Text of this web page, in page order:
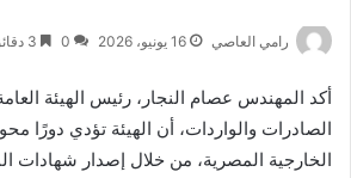
رامي العاصي 16 يونيو، 2026 0
أكد المهندس عصام النجار، رئيس الهيئة
الصادرات والواردات، أن الهيئة تؤدي دورًا
الخارجية المصرية، من خلال إصدار شهادات